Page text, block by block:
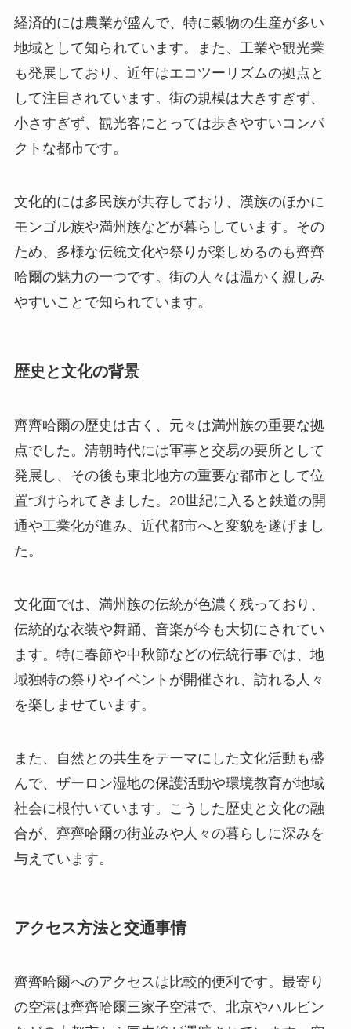
経済的には農業が盛んで、特に穀物の生産が多い
地域として知られています。また、工業や観光業
も発展しており、近年はエコツーリズムの拠点と
して注目されています。街の規模は大きすぎず、
小さすぎず、観光客にとっては歩きやすいコンパ
クトな都市です。
文化的には多民族が共存しており、漢族のほかに
モンゴル族や満州族などが暮らしています。その
ため、多様な伝統文化や祭りが楽しめるのも齊齊
哈爾の魅力の一つです。街の人々は温かく親しみ
やすいことで知られています。
歴史と文化の背景
齊齊哈爾の歴史は古く、元々は満州族の重要な拠
点でした。清朝時代には軍事と交易の要所として
発展し、その後も東北地方の重要な都市として位
置づけられてきました。20世紀に入ると鉄道の開
通や工業化が進み、近代都市へと変貌を遂げまし
た。
文化面では、満州族の伝統が色濃く残っており、
伝統的な衣装や舞踊、音楽が今も大切にされてい
ます。特に春節や中秋節などの伝統行事では、地
域独特の祭りやイベントが開催され、訪れる人々
を楽しませています。
また、自然との共生をテーマにした文化活動も盛
んで、ザーロン湿地の保護活動や環境教育が地域
社会に根付いています。こうした歴史と文化の融
合が、齊齊哈爾の街並みや人々の暮らしに深みを
与えています。
アクセス方法と交通事情
齊齊哈爾へのアクセスは比較的便利です。最寄り
の空港は齊齊哈爾三家子空港で、北京やハルビン